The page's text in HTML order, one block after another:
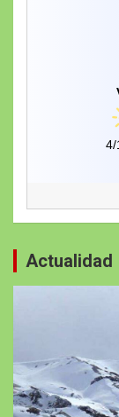
4/
Actualidad